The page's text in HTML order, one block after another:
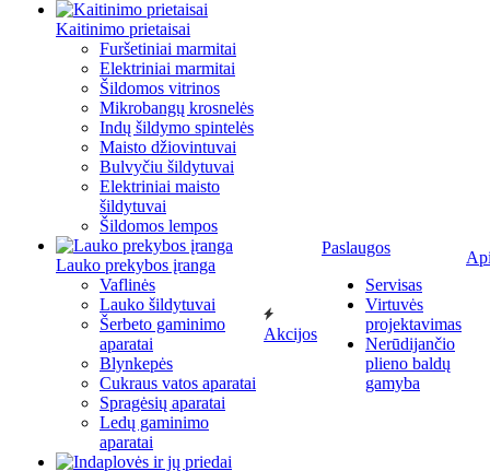
Kaitinimo prietaisai
Furšetiniai marmitai
Elektriniai marmitai
Šildomos vitrinos
Mikrobangų krosnelės
Indų šildymo spintelės
Maisto džiovintuvai
Bulvyčiu šildytuvai
Elektriniai maisto
šildytuvai
Šildomos lempos
Lauko prekybos įranga
Vaflinės
Lauko šildytuvai
Šerbeto gaminimo
aparatai
Blynkepės
Cukraus vatos aparatai
Spragėsių aparatai
Ledų gaminimo
aparatai
Akcijos
Paslaugos
Servisas
Virtuvės
projektavimas
Nerūdijančio
plieno baldų
gamyba